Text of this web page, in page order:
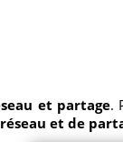
et partage.
et de